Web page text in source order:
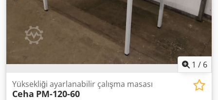
1 / 6
Yüksekliği ayarlanabilir çalışma masası
Ceha PM-120-60